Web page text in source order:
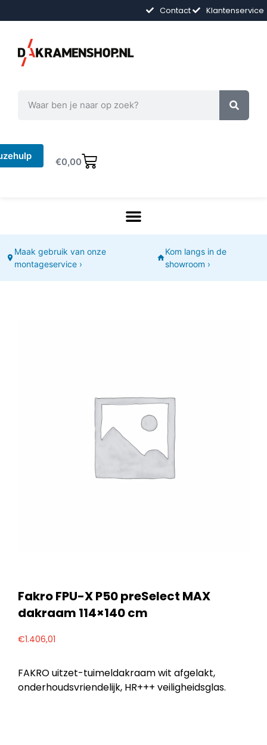
Contact Klantenservice
€0,00
Maak gebruik van onze
montageservice ›
Kom langs in de
showroom ›
Fakro FPU-X P50 preSelect MAX
dakraam 114×140 cm
€1.406,01
FAKRO uitzet-tuimeldakraam wit afgelakt,
onderhoudsvriendelijk, HR+++ veiligheidsglas.